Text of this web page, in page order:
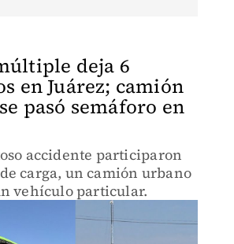
deja 6
en Juárez; camión
pasó semáforo en
accidente participaron
carga, un camión urbano
vehículo particular.